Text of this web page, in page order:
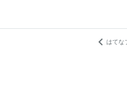
はてな